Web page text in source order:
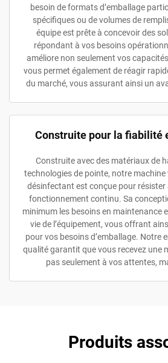
besoin de formats d’emballage
spécifiques ou de volumes de
équipe est prête à concevoir des
répondant à vos besoins
améliore non seulement vos
vous permet également de réagir
du marché, vous assurant ainsi un
Construite pour la fiabilité
Construite avec des matériaux de
technologies de pointe, notre machine
désinfectant est conçue pour résister
fonctionnement continu. Sa
minimum les besoins en maintenance
vie de l’équipement, vous offrant
pour vos besoins d’emballage. Notre
qualité garantit que vous recevez une
pas seulement à vos attentes,
Produits